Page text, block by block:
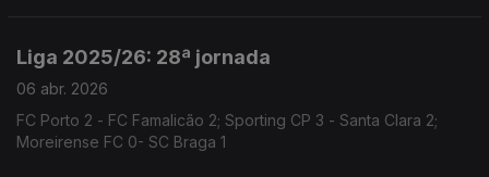
Liga 2025/26: 28ª jornada
06 abr. 2026
FC Porto 2 - FC Famalicão 2; Sporting CP 3 - Santa Clara 2;
Moreirense FC 0- SC Braga 1